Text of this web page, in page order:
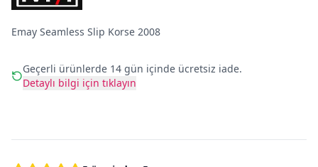
Emay Seamless Slip Korse 2008
Geçerli ürünlerde 14 gün içinde ücretsiz iade.
Detaylı bilgi için tıklayın